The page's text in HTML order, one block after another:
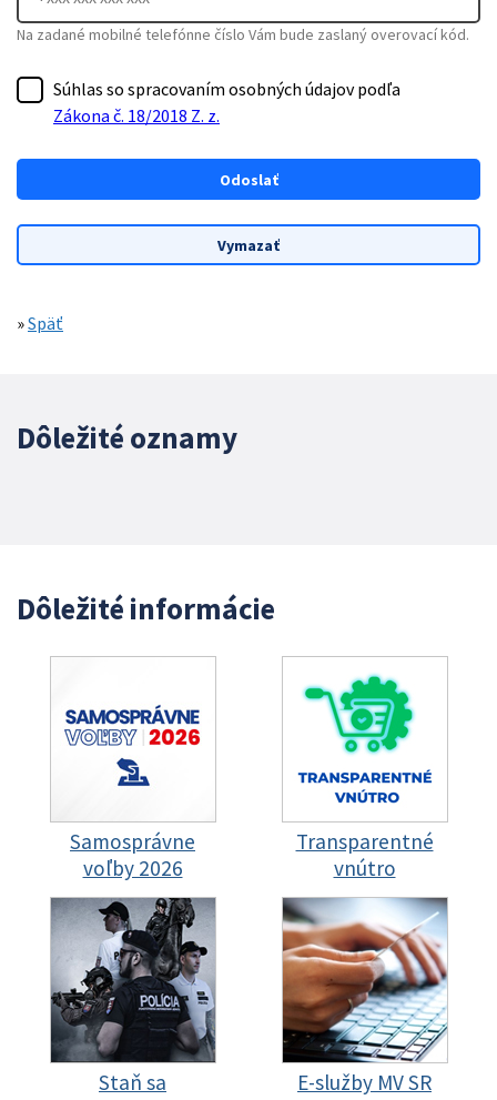
Na zadané mobilné telefónne číslo Vám bude zaslaný overovací kód.
Súhlas so spracovaním osobných údajov podľa
Zákona č. 18/2018 Z. z.
»Späť
Dôležité oznamy
Dôležité informácie
Samosprávne
voľby 2026
Transparentné
vnútro
Staň sa
E-služby MV SR